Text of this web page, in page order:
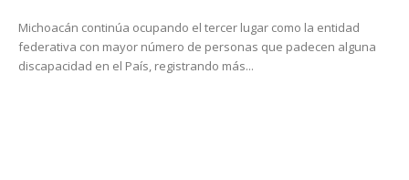
Michoacán continúa ocupando el tercer lugar como la entidad
federativa con mayor número de personas que padecen alguna
discapacidad en el País, registrando más...